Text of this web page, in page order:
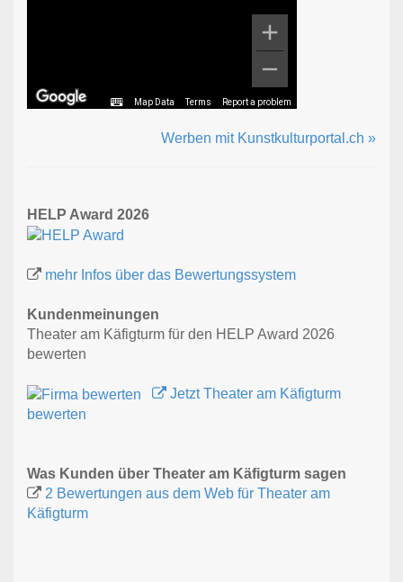
Map Data Terms Report a problem
Werben mit Kunstkulturportal.ch »
HELP Award 2026
mehr Infos über das Bewertungssystem
Kundenmeinungen
Theater am Käfigturm für den HELP Award 2026
bewerten
Jetzt Theater am Käfigturm
bewerten
Was Kunden über Theater am Käfigturm sagen
2 Bewertungen aus dem Web für Theater am
Käfigturm